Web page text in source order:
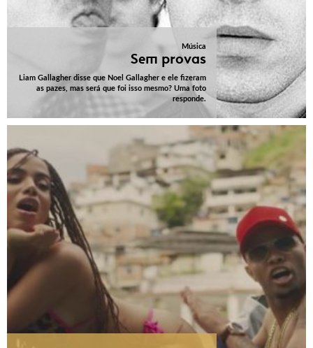
Música
Sem provas
Liam Gallagher disse que Noel Gallagher e ele fizeram
as pazes, mas será que foi isso mesmo? Uma foto
responde.